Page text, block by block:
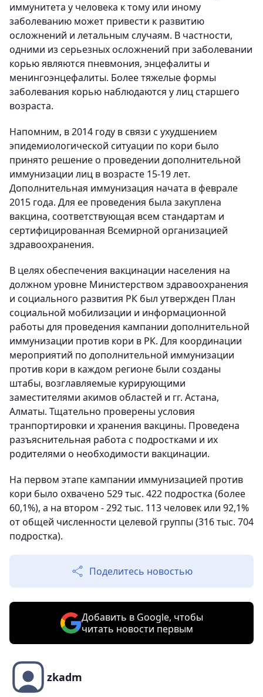
иммунитета у человека к тому или иному
заболеванию может привести к развитию
осложнений и летальным случаям. В частности,
одними из серьезных осложнений при заболевании
корью являются пневмония, энцефалиты и
менингоэнцефалиты. Более тяжелые формы
заболевания корью наблюдаются у лиц старшего
возраста.
Напомним, в 2014 году в связи с ухудшением
эпидемиологической ситуации по кори было
принято решение о проведении дополнительной
иммунизации лиц в возрасте 15-19 лет.
Дополнительная иммунизация начата в феврале
2015 года. Для ее проведения была закуплена
вакцина, соответствующая всем стандартам и
сертифицированная Всемирной организацией
здравоохранения.
В целях обеспечения вакцинации населения на
должном уровне Министерством здравоохранения
и социального развития РК был утвержден План
социальной мобилизации и информационной
работы для проведения кампании дополнительной
иммунизации против кори в РК. Для координации
мероприятий по дополнительной иммунизации
против кори в каждом регионе были созданы
штабы, возглавляемые курирующими
заместителями акимов областей и гг. Астана,
Алматы. Тщательно проверены условия
транпортировки и хранения вакцины. Проведена
разъяснительная работа с подростками и их
родителями о необходимости вакцинации.
На первом этапе кампании иммунизацией против
кори было охвачено 529 тыс. 422 подростка (более
60,1%), а на втором - 292 тыс. 113 человек или 92,1%
от общей численности целевой группы (316 тыс. 704
подростка).
Поделитесь новостью
Добавить в Google, чтобы
читать новости первым
zkadm